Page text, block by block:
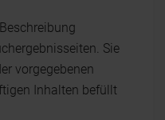
Sie
vorgegebenen
Inhalten befüllt